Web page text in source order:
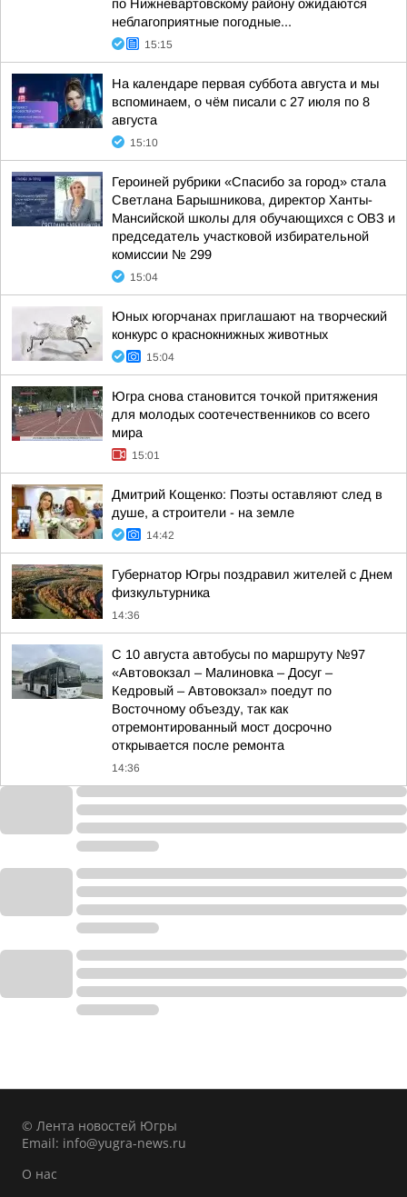
по Нижневартовскому району ожидаются
неблагоприятные погодные...
15:15
На календаре первая суббота августа и мы
вспоминаем, о чём писали с 27 июля по 8
августа
15:10
Героиней рубрики «Спасибо за город» стала
Светлана Барышникова, директор Ханты-
Мансийской школы для обучающихся с ОВЗ и
председатель участковой избирательной
комиссии № 299
15:04
Юных югорчанах приглашают на творческий
конкурс о краснокнижных животных
15:04
Югра снова становится точкой притяжения
для молодых соотечественников со всего
мира
15:01
Дмитрий Кощенко: Поэты оставляют след в
душе, а строители - на земле
14:42
Губернатор Югры поздравил жителей с Днем
физкультурника
14:36
С 10 августа автобусы по маршруту №97
«Автовокзал – Малиновка – Досуг –
Кедровый – Автовокзал» поедут по
Восточному объезду, так как
отремонтированный мост досрочно
открывается после ремонта
14:36
© Лента новостей Югры
Email: info@yugra-news.ru
О нас